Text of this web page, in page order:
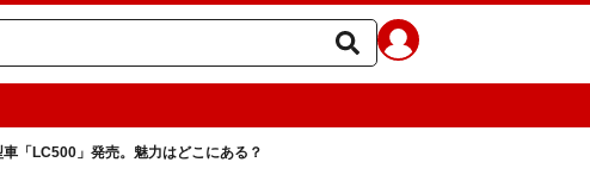
車「LC500」発売。魅力はどこにある？